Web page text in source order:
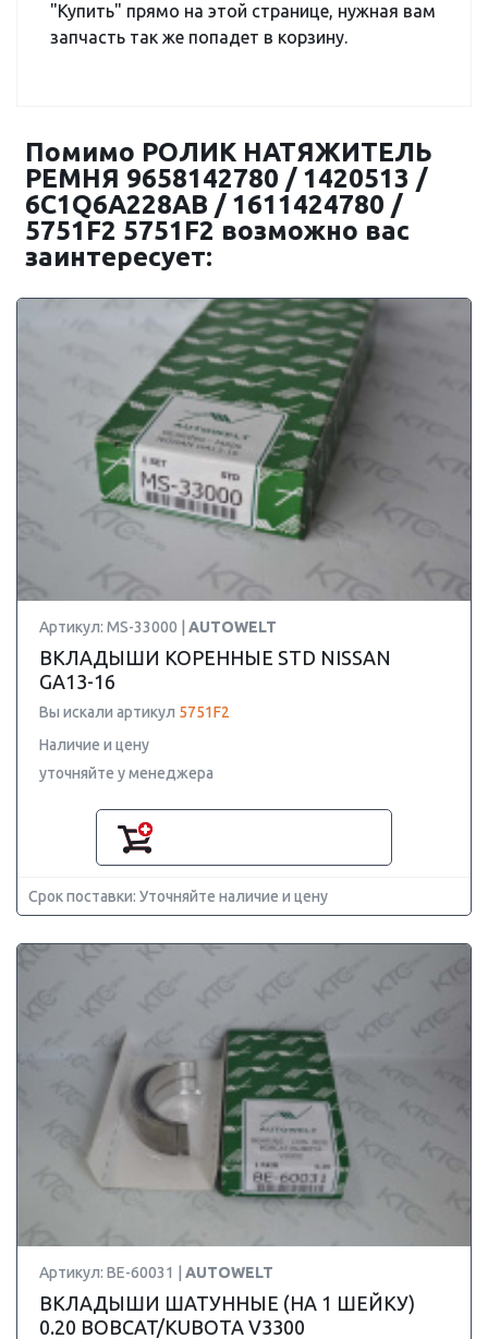
"Купить" прямо на этой странице, нужная вам
запчасть так же попадет в корзину.
Помимо РОЛИК НАТЯЖИТЕЛЬ
РЕМНЯ 9658142780 / 1420513 /
6C1Q6A228AB / 1611424780 /
5751F2 5751F2 возможно вас
заинтересует:
Артикул: MS-33000 | AUTOWELT
ВКЛАДЫШИ КОРЕННЫЕ STD NISSAN
GA13-16
Вы искали артикул 5751F2
Наличие и цену
уточняйте у менеджера
Срок поставки: Уточняйте наличие и цену
Артикул: BE-60031 | AUTOWELT
ВКЛАДЫШИ ШАТУННЫЕ (НА 1 ШЕЙКУ)
0.20 BOBCAT/KUBOTA V3300